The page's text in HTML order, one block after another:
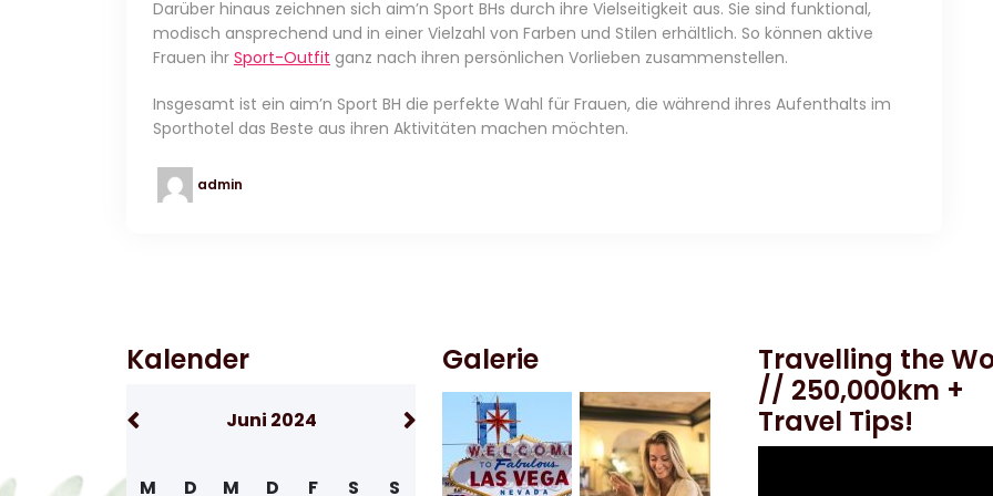
Darüber hinaus zeichnen sich aim’n Sport BHs durch ihre Vielseitigkeit aus. Sie sind funktional,
modisch ansprechend und in einer Vielzahl von Farben und Stilen erhältlich. So können aktive
Frauen ihr Sport-Outfit ganz nach ihren persönlichen Vorlieben zusammenstellen.
Insgesamt ist ein aim’n Sport BH die perfekte Wahl für Frauen, die während ihres Aufenthalts im
Sporthotel das Beste aus ihren Aktivitäten machen möchten.
admin
Kalender
Juni 2024
M D M D F S S
Galerie
Travelling the
// 250,000km +
Travel Tips!